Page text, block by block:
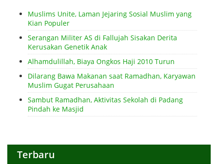
Muslims Unite, Laman Jejaring Sosial Muslim yang
Kian Populer
Serangan Militer AS di Fallujah Sisakan Derita
Kerusakan Genetik Anak
Alhamdulillah, Biaya Ongkos Haji 2010 Turun
Dilarang Bawa Makanan saat Ramadhan, Karyawan
Muslim Gugat Perusahaan
Sambut Ramadhan, Aktivitas Sekolah di Padang
Pindah ke Masjid
Terbaru